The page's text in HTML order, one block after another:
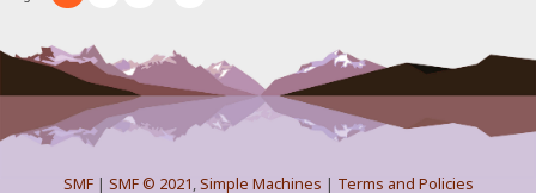
SMF| SMF © 2021,Simple Machines | Terms and Policies